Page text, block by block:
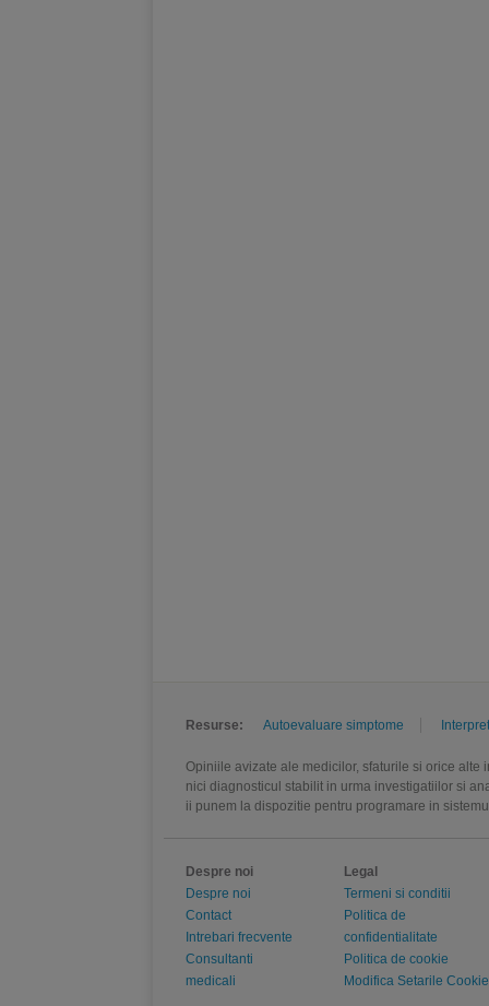
Resurse: Autoevaluare simptome
Opiniile avizate ale medicilor, sfaturile si orice
nici diagnosticul stabilit in urma investigatiilor si
ii punem la dispozitie pentru programare in
Despre noi
Despre noi
Contact
Intrebari frecvente
Consultanti
medicali
Legal
Termeni si conditii
Politica de
confidentialitate
Politica de cookie
Modifica Setarile Cookie